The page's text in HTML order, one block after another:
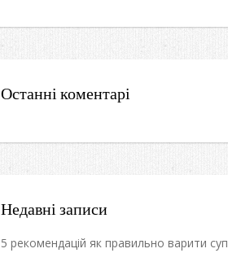
Останні коментарі
Недавні записи
5 рекомендацій як правильно варити суп